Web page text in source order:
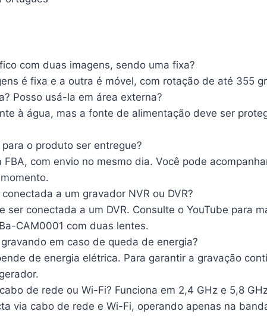
com duas imagens, sendo uma fixa?
é fixa e a outra é móvel, com rotação de até 355
Posso usá-la em área externa?
à água, mas a fonte de alimentação deve ser
o produto ser entregue?
FBA, com envio no mesmo dia. Você pode
a um gravador NVR ou DVR?
ser conectada a um DVR. Consulte o YouTube para
CAM0001 com duas lentes.
em caso de queda de energia?
de energia elétrica. Para garantir a gravação
de rede ou Wi-Fi? Funciona em 2,4 GHz e 5,8
via cabo de rede e Wi-Fi, operando apenas na